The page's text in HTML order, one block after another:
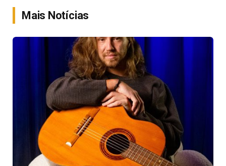
Mais Notícias